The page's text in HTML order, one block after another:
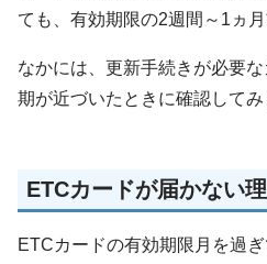
ても、有効期限の2週間～1ヵ
なかには、更新手続きが必要
期が近づいたときに確認してみ
ETCカードが届かない
ETCカードの有効期限月を過